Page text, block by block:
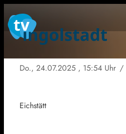
Do., 24.07.2025 , 15:54 Uhr /
Eichstätt